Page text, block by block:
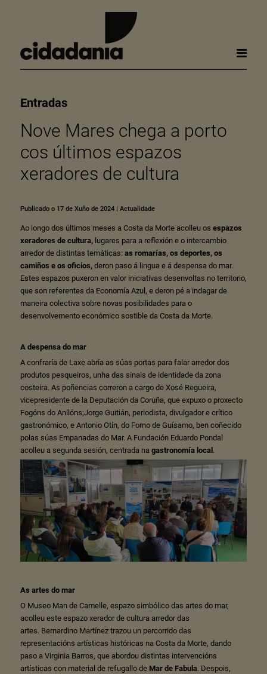
Entradas
Nove Mares chega a porto
cos últimos espazos
xeradores de cultura
Publicado o 17 de Xuño de 2024| Actualidade
Ao longo dos últimos meses a Costa da Morte acolleu os espazos
xeradores de cultura,lugares para a reflexión e o intercambio
arredor de distintas temáticas: as romarías, os deportes, os
camiños e os oficios,deron paso á lingua e á despensa do mar.
Estes espazos puxeron en valor iniciativas desenvoltas no territorio,
que son referentes da Economía Azul, e deron pé a indagar de
maneira colectiva sobre novas posibilidades para o
desenvolvemento económico sostible da Costa da Morte.
A despensa do mar
A confraría de Laxe abría as súas portas para falar arredor dos
produtos pesqueiros, unha das sinais de identidade da zona
costeira. As poñencias correron a cargo de Xosé Regueira,
vicepresidente de la Deputación da Coruña, que expuxo o proxecto
Fogóns do Anllóns;Jorge Guitián, periodista, divulgador e crítico
gastronómico, e Antonio Otín, do Forno de Guísamo, ben coñecido
polas súas Empanadas do Mar. A Fundación Eduardo Pondal
acolleu a segunda sesión, centrada na gastronomía local .
As artes do mar
O Museo Man de Camelle, espazo simbólico das artes do mar,
acolleu este espazo xerador de cultura arredor das
artes. Bernardino Martínez trazou un percorrido das
representacións artísticas históricas na Costa da Morte, dando
paso a Virginia Barros, que abordou distintas intervencións
artísticas con material de refugallo de Mar de Fabula. Despois,